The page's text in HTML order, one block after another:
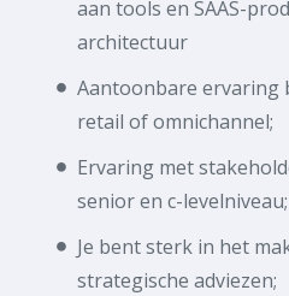
aan tools en SAAS-
architectuur
Aantoonbare ervaring
retail of omnichannel;
Ervaring met
senior en c-levelniveau;
Je bent sterk in het
strategische adviezen;